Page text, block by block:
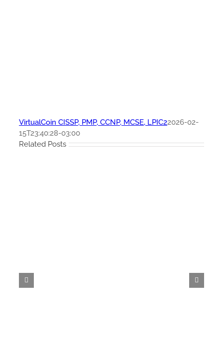
VirtualCoin CISSP, PMP, CCNP, MCSE, LPIC22026-02-
15T23:40:28-03:00
Related Posts